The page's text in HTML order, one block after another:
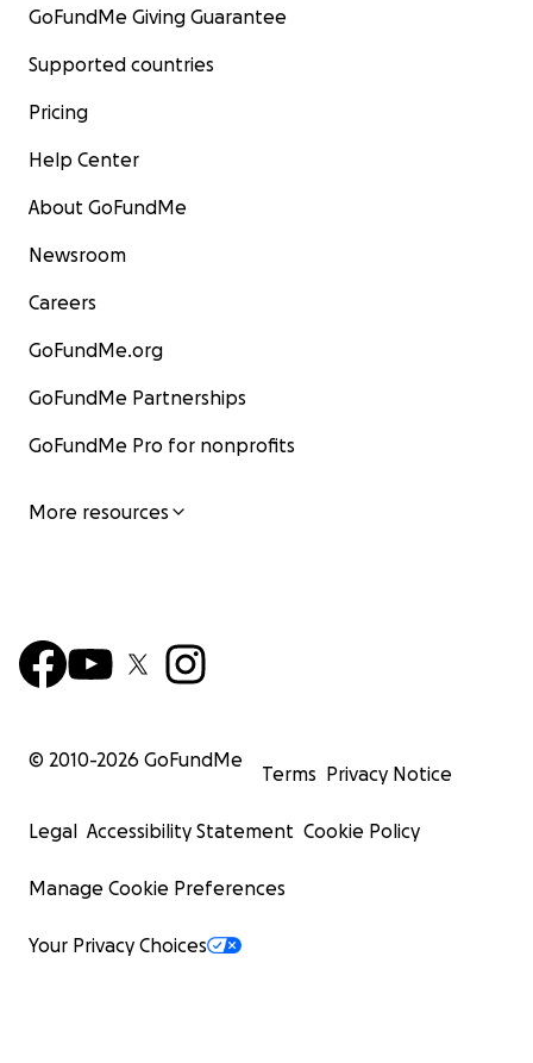
GoFundMe Giving Guarantee
Supported countries
Pricing
Help Center
About GoFundMe
Newsroom
Careers
GoFundMe.org
GoFundMe Partnerships
GoFundMe Pro for nonprofits
More resources
© 2010-2026 GoFundMe
Terms Privacy Notice
Legal Accessibility Statement Cookie Policy
Manage Cookie Preferences
Your Privacy Choices